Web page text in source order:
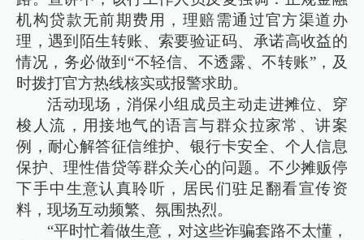
机构贷款无前期费用，理赔需通过官方渠道办
理，遇到陌生转账、索要验证码、承诺高收益的
情况，务必做到“不轻信、不透露、不转账”，及
时拨打官方热线核实或报警求助。​
活动现场，消保小组成员主动走进摊位、穿
梭人流，用接地气的语言与群众拉家常、讲案
例，耐心解答征信维护、银行卡安全、个人信息
保护、理性借贷等群众关心的问题。不少摊贩停
下手中生意认真聆听，居民们驻足翻看宣传资
料，现场互动频繁、氛围热烈。
“平时忙着做生意，对这些诈骗套路不太懂，